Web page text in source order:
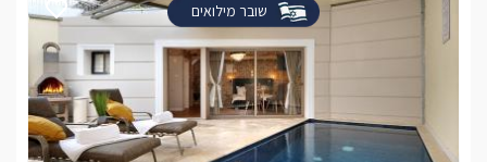
שובר מילואים